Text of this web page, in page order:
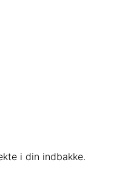
i din indbakke.